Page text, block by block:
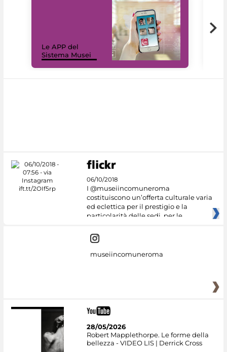
Le APP del
Sistema Musei
06/10/2018
I @museiincomuneroma
costituiscono un’offerta culturale varia
ed eclettica per il prestigio e la
particolarità delle sedi, per le
museiincomuneroma
28/05/2026
Robert Mapplethorpe. Le forme della
bellezza - VIDEO LIS | Derrick Cross